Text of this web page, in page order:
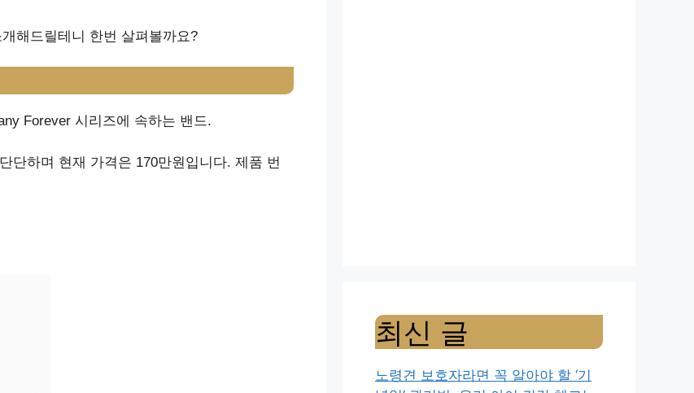
해드릴테니 한번 살펴볼까요?
Forever 시리즈에 속하는 밴드.
단하며 현재 가격은 170만원입니다. 제품 번
최신 글
노령견 보호자라면 꼭 알아야 할 ‘기